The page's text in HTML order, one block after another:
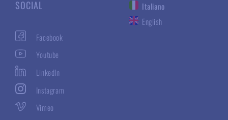
SOCIAL
Facebook
Youtube
LinkedIn
Instagram
Vimeo
Italiano
English